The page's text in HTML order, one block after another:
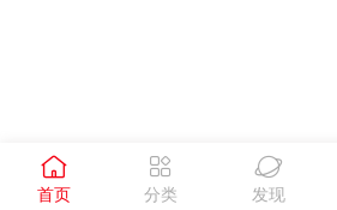

首页

分类

发现